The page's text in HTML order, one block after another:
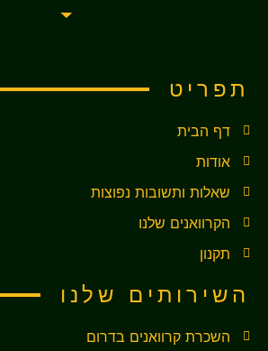
תפריט
דף הבית
אודות
שאלות ותשובות נפוצות
הקרוואנים שלנו
תקנון
השירותים שלנו
השכרת קרוואנים בדרום